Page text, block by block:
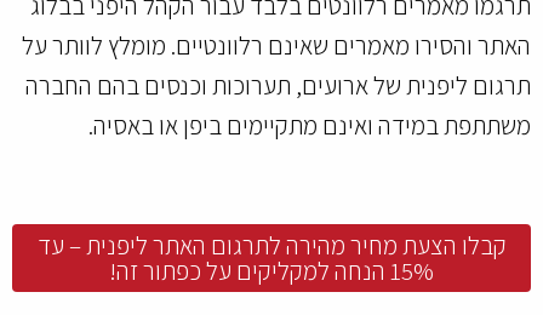
האתר והסירו מאמרים שאינם רלוונטיים. מומלץ לוותר על
תרגום ליפנית של ארועים, תערוכות וכנסים בהם החברה
משתתפת במידה ואינם מתקיימים ביפן או באסיה.
קבלו הצעת מחיר מהירה לתרגום האתר ליפנית – עד
15% הנחה למקליקים על כפתור זה!